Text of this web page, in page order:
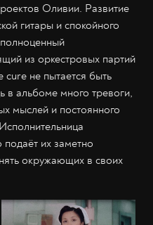
Оливии. Развитие
гитары и спокойного
из оркестровых партий
не пытается быть
в альбоме много тревоги,
мыслей и постоянного
их заметно
окружающих в своих